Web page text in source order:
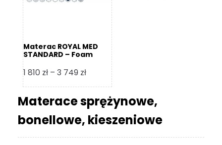
Materac ROYAL MED
STANDARD – Foam
1 810 zł – 3 749 złZakres
cen:
od
1
810 zł
Materace sprężynowe,
bonellowe, kieszeniowe